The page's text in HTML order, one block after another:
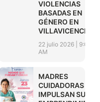
VIOLENCIAS
BASADAS EN
GÉNERO EN
VILLAVICENCIO
22 julio 2026
9:01
AM
MADRES
CUIDADORAS
IMPULSAN SUS